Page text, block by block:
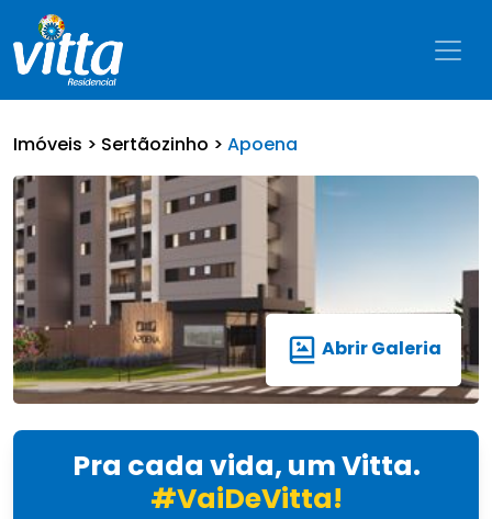
Imóveis > Sertãozinho > Apoena
Abrir Galeria
Pra cada vida, um Vitta.
#VaiDeVitta!